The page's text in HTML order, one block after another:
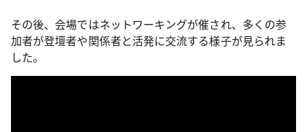
その後、会場ではネットワーキングが催され、多くの参
加者が登壇者や関係者と活発に交流する様子が見られま
した。